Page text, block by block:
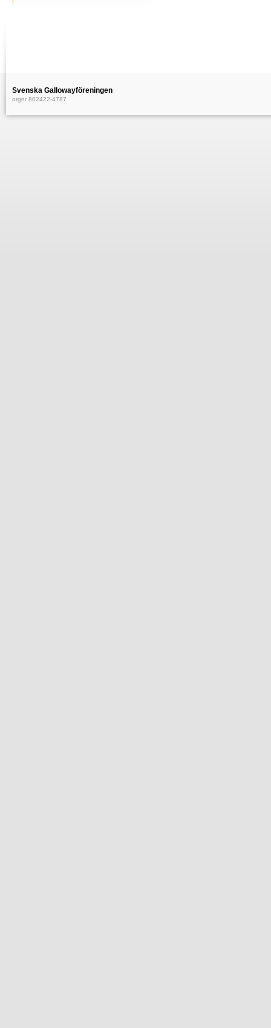
Svenska Gallowayföreningen
orgnr 802422-4787